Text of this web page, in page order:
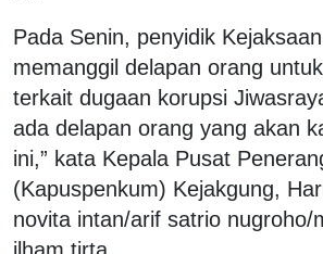
Pada Senin, penyidik
memanggil delapan orang
terkait dugaan korupsi
ada delapan orang yang akan
ini,” kata Kepala Pusat
(Kapuspenkum) Kejakgung,
novita intan/arif satrio nugroho/